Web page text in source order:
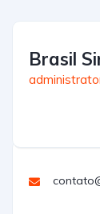
Brasil